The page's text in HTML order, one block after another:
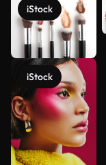
iStock
iStock